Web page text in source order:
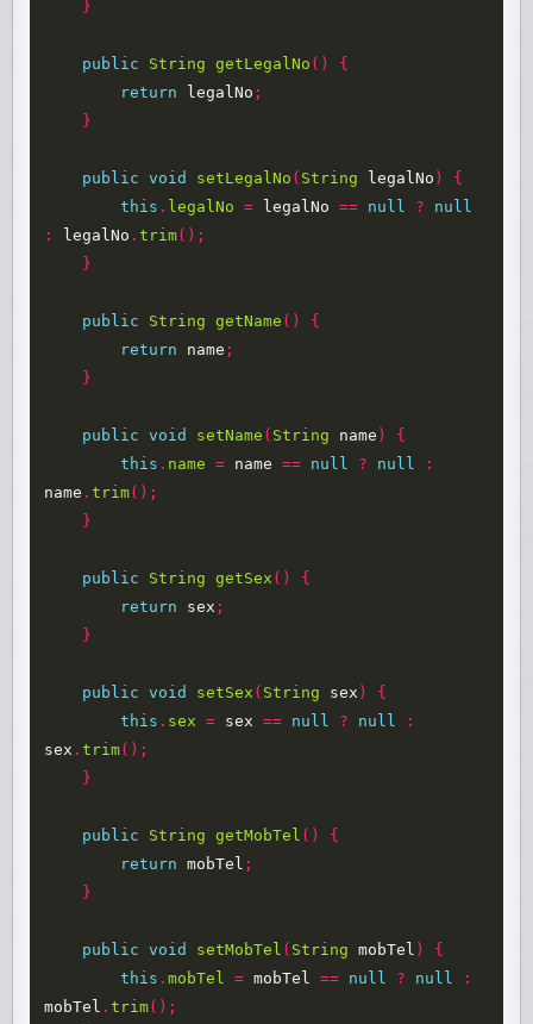
}
public String getLegalNo ()
{
return
legalNo ;
}
public void setLegalNo ( String legalNo )
{
this . legalNo = legalNo == null ?
null
:
legalNo .trim();
}
public String getName ()
{
return
name ;
}
public void setName ( String name )
{
this . name = name == null ? null
:
name .trim();
}
public String getSex ()
{
return
sex ;
}
public void setSex ( String sex )
{
this . sex = sex == null ? null
:
sex .trim();
}
public String getMobTel ()
{
return
mobTel ;
}
public void setMobTel ( String mobTel )
{
this .mobTel = mobTel == null ? null
:
mobTel .trim();